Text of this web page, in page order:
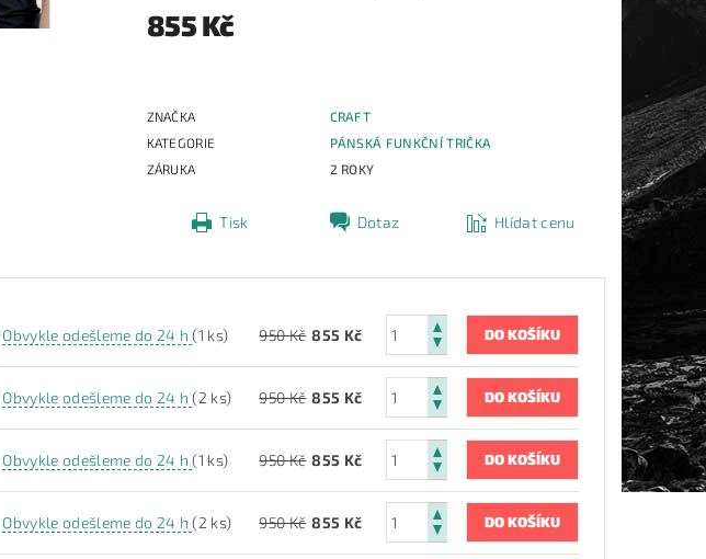
855 Kč
ZNAČKA
CRAFT
KATEGORIE
PÁNSKÁ FUNKČNÍ TRIČKA
ZÁRUKA
2 ROKY
Tisk Dotaz Hlídat cenu
Obvykle odešleme do 24 h(1 ks) 950 Kč 855 Kč
Obvykle odešleme do 24 h(2 ks) 950 Kč 855 Kč
Obvykle odešleme do 24 h(1 ks) 950 Kč 855 Kč
Obvykle odešleme do 24 h(2 ks) 950 Kč 855 Kč